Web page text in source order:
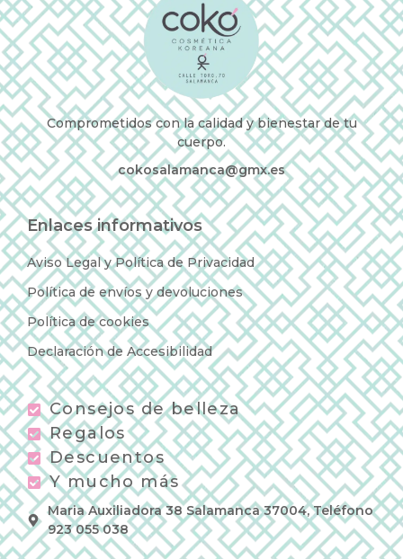
Comprometidos con la calidad y bienestar de tu
cuerpo.
cokosalamanca@gmx.es
Enlaces informativos
Aviso Legal y Política de Privacidad
Política de envíos y devoluciones
Política de cookies
Declaración de Accesibilidad
Consejos de belleza
Regalos
Descuentos
Y mucho más
Maria Auxiliadora 38 Salamanca 37004, Teléfono
923 055 038